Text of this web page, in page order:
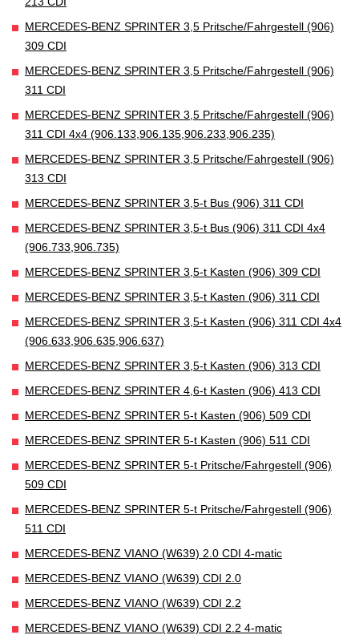
MERCEDES-BENZ SPRINTER 3,5 Pritsche/Fahrgestell (906)
309 CDI
MERCEDES-BENZ SPRINTER 3,5 Pritsche/Fahrgestell (906)
311 CDI
MERCEDES-BENZ SPRINTER 3,5 Pritsche/Fahrgestell (906)
311 CDI 4x4 (906.133,906.135,906.233,906.235)
MERCEDES-BENZ SPRINTER 3,5 Pritsche/Fahrgestell (906)
313 CDI
MERCEDES-BENZ SPRINTER 3,5-t Bus (906) 311 CDI
MERCEDES-BENZ SPRINTER 3,5-t Bus (906) 311 CDI 4x4
(906.733,906.735)
MERCEDES-BENZ SPRINTER 3,5-t Kasten (906) 309 CDI
MERCEDES-BENZ SPRINTER 3,5-t Kasten (906) 311 CDI
MERCEDES-BENZ SPRINTER 3,5-t Kasten (906) 311 CDI 4x4
(906.633,906.635,906.637)
MERCEDES-BENZ SPRINTER 3,5-t Kasten (906) 313 CDI
MERCEDES-BENZ SPRINTER 4,6-t Kasten (906) 413 CDI
MERCEDES-BENZ SPRINTER 5-t Kasten (906) 509 CDI
MERCEDES-BENZ SPRINTER 5-t Kasten (906) 511 CDI
MERCEDES-BENZ SPRINTER 5-t Pritsche/Fahrgestell (906)
509 CDI
MERCEDES-BENZ SPRINTER 5-t Pritsche/Fahrgestell (906)
511 CDI
MERCEDES-BENZ VIANO (W639) 2.0 CDI 4-matic
MERCEDES-BENZ VIANO (W639) CDI 2.0
MERCEDES-BENZ VIANO (W639) CDI 2.2
MERCEDES-BENZ VIANO (W639) CDI 2.2 4-matic